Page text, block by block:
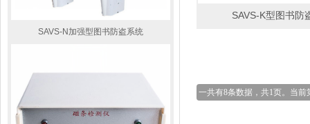
SAVS-SP02 服装市防盗系统
SAVS-N加强型图书防盗系统
SAVS-K型图书防
一共有8条数据，共1页。当前